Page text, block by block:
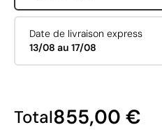
Date de livraison express
13/08 au 17/08
Total855,00 €